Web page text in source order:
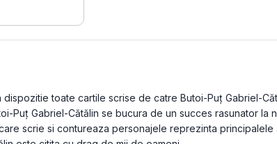
dispozitie toate cartile scrise de catre Butoi-Puț Gabriel-
Puț Gabriel-Cătălin se bucura de un succes rasunator
scrie si contureaza personajele reprezinta